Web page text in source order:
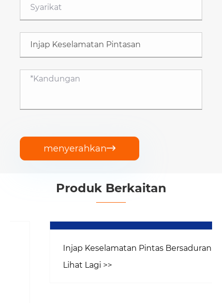
menyerahkan
Produk Berkaitan